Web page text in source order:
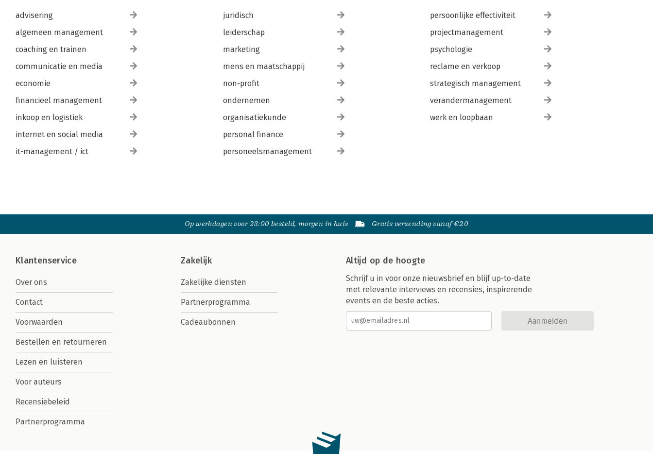
advisering
algemeen management
coaching en trainen
communicatie en media
economie
financieel management
inkoop en logistiek
internet en social media
it-management / ict
juridisch
leiderschap
marketing
mens en maatschappij
non-profit
ondernemen
organisatiekunde
personal finance
personeelsmanagement
persoonlijke effectiviteit
projectmanagement
psychologie
reclame en verkoop
strategisch management
verandermanagement
werk en loopbaan
Op werkdagen voor 23:00 besteld, morgen in huis Gratis verzending vanaf €20
Klantenservice
Over ons
Contact
Voorwaarden
Bestellen en retourneren
Lezen en luisteren
Voor auteurs
Recensiebeleid
Partnerprogramma
Zakelijk
Zakelijke diensten
Partnerprogramma
Cadeaubonnen
Altijd op de hoogte
Schrijf u in voor onze nieuwsbrief en blijf up-to-date
met relevante interviews en recensies, inspirerende
events en de beste acties.
Aanmelden